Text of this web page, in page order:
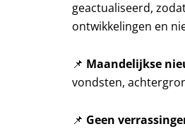
geactualiseerd,
ontwikkelingen en
📌 Maandelijkse
vondsten,
📌 Geen